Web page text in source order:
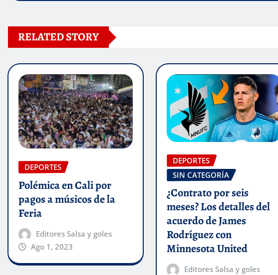
RELATED STORY
DEPORTES
Polémica en Cali por
pagos a músicos de la
Feria
Editores Salsa y goles
Ago 1, 2023
DEPORTES
SIN CATEGORÍA
¿Contrato por seis
meses? Los detalles del
acuerdo de James
Rodríguez con
Minnesota United
Editores Salsa y goles